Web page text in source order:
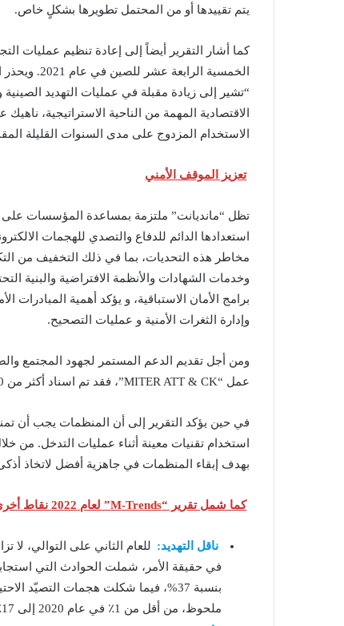
يتم تقييدها أو من المحتمل تطويرها بشكلٍ خاص.
كما أشار التقرير أيضاً إلى إعادة تنظيم عمليات
الخمسية
“تشير إلى زيادة مقبلة في عمليات التهديد
الاقتصادية المهمة من الناحية الاستراتيجية،
الاستخدام المزدوج على مدى السنوات القليلة
تعزيز الموقف الأمني
تظل “مانديانت” ملتزمة بمساعدة المؤسسات على
استعدادها الدائم للدفاع والتصدي للهجمات
مخاطر هذه التحديات، بما في ذلك التخفيف من
وخدمات الشهادات والأنظمة الافتراضية والبنية
برامج الأمان الاستباقية، و يؤكد أهمية المبادرات
وإدارة الثغرات الأمنية و عمليات التصحيح.
ومن أجل تقديم الدعم المستمر لجهود المجتمع
عمل “MITER ATT & CK”، فقد تم اسناد أكثر من 300 تقنية إضافية من “مانديانت” لإطار العمل هذا في عام 2021.
في حين يؤكد التقرير إلى أن المنظمات يجب أن تمنح
استخدام تقنيات معينة أثناء عمليات التدخل. من
بهدف إبقاء المنظمات في جاهزية أفضل لاتخاذ أذكى
كما شمل تقرير “M-Trends” لعام 2022 نقاط أخرى بما فيها:
ناقل التهديد: للعام الثاني على التوالي، لا
في حقيقة الأمر، شملت الحوادث التي
ملحوظ، من أقل من 1٪ في عام 2020 إلى 17٪ في عام 2021.